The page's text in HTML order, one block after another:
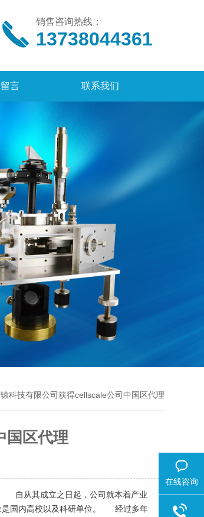
销售咨询热线：
13738044361
言 联系我们
科技有限公司获得cellscale公司中国区代理
国区代理
自从其成立之日起，公司就本着产业
是国内高校以及科研单位。 经过多年
在线咨询